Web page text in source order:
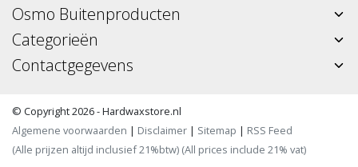
Osmo Buitenproducten
Categorieën
Contactgegevens
© Copyright 2026 - Hardwaxstore.nl
Algemene voorwaarden | Disclaimer | Sitemap | RSS Feed
(Alle prijzen altijd inclusief 21%btw) (All prices include 21% vat)